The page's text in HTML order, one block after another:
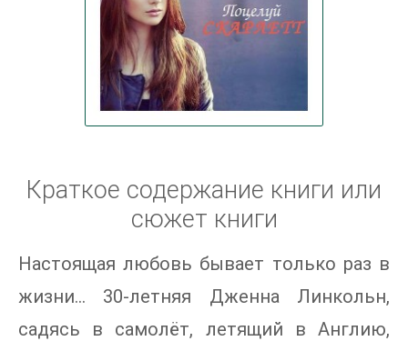
Краткое содержание книги или
сюжет книги
Настоящая любовь бывает только раз в
жизни… 30-летняя Дженна Линкольн,
садясь в самолёт, летящий в Англию,